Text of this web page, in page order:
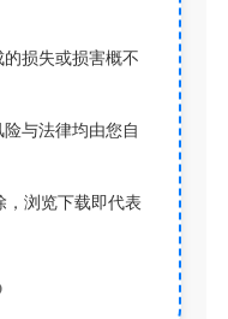
损失或损害概不
与法律均由您自
，浏览下载即代表